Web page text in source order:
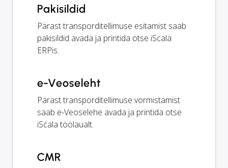
Pakisildid
Pärast transporditellimuse esitamist saab
pakisildid avada ja printida otse iScala
ERPis.
e-Veoseleht
Pärast transporditellimuse vormistamist
saab e-Veoselehe avada ja printida otse
iScala töölaualt.
CMR